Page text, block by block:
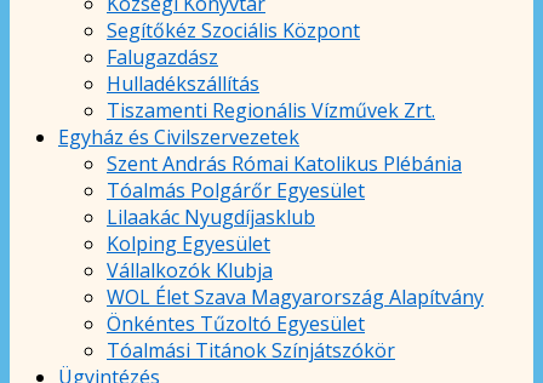
Segítőkéz Szociális Központ
Falugazdász
Hulladékszállítás
Tiszamenti Regionális Vízművek Zrt.
Egyház és Civilszervezetek
Szent András Római Katolikus Plébánia
Tóalmás Polgárőr Egyesület
Lilaakác Nyugdíjasklub
Kolping Egyesület
Vállalkozók Klubja
WOL Élet Szava Magyarország Alapítvány
Önkéntes Tűzoltó Egyesület
Tóalmási Titánok Színjátszókör
Ügyintézés